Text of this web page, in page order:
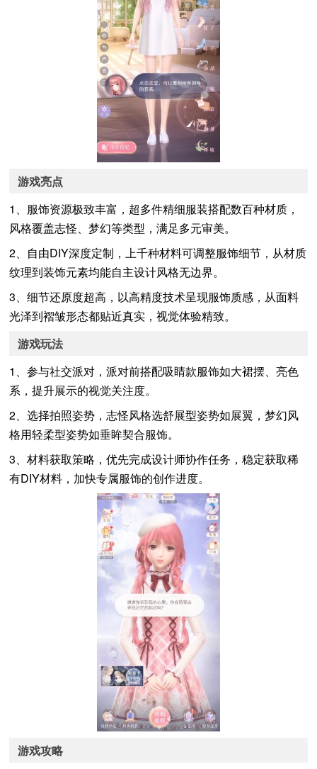
游戏亮点
1、服饰资源极致丰富，超多件精细服装搭配数百种材质，
风格覆盖志怪、梦幻等类型，满足多元审美。
2、自由DIY深度定制，上千种材料可调整服饰细节，从材质
纹理到装饰元素均能自主设计风格无边界。
3、细节还原度超高，以高精度技术呈现服饰质感，从面料
光泽到褶皱形态都贴近真实，视觉体验精致。
游戏玩法
1、参与社交派对，派对前搭配吸睛款服饰如大裙摆、亮色
系，提升展示的视觉关注度。
2、选择拍照姿势，志怪风格选舒展型姿势如展翼，梦幻风
格用轻柔型姿势如垂眸契合服饰。
3、材料获取策略，优先完成设计师协作任务，稳定获取稀
有DIY材料，加快专属服饰的创作进度。
游戏攻略